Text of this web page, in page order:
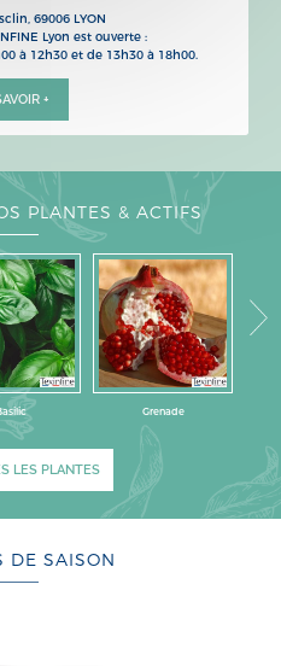
69006 LYON
Lyon est ouverte :
à 12h30 et de 13h30 à 18h00.
+
PLANTES & ACTIFS
Grenade
LES PLANTES
DE SAISON